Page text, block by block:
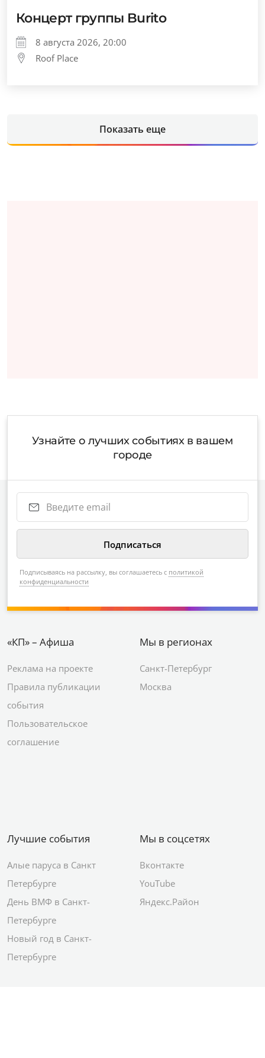
Концерт группы Burito
8 августа 2026, 20:00
Roof Place
Показать еще
Узнайте о лучших событиях в вашем
городе
Подписываясь на рассылку, вы соглашаетесь с политикой
конфиденциальности
«КП» – Афиша
Реклама на проекте
Правила публикации
события
Пользовательское
соглашение
Мы в регионах
Санкт-Петербург
Москва
Лучшие события
Алые паруса в Санкт
Петербурге
День ВМФ в Санкт-
Петербурге
Новый год в Санкт-
Петербурге
Мы в соцсетях
Вконтакте
YouTube
Яндекс.Район